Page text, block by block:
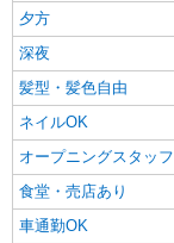
夕方
深夜
髪型・髪色自由
ネイルOK
オープニングスタッフ
食堂・売店あり
車通勤OK